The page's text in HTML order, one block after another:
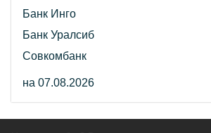
Банк Инго
Банк Уралсиб
Совкомбанк
на 07.08.2026